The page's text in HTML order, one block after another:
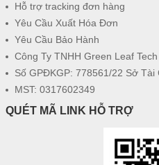
Hỗ trợ tracking đơn hàng
Yêu Cầu Xuất Hóa Đơn
Yêu Cầu Bảo Hành
Công Ty TNHH Green Leaf Tech
Số GPĐKGP: 778561/22 Sở Tài
MST: 0317602349
QUÉT MÃ LINK HỖ TRỢ